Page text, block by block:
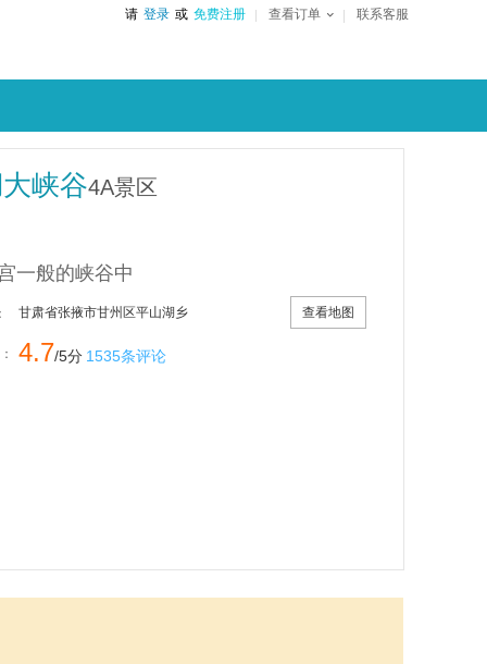
请 登录 或 免费注册 查看订单 联系客服
峡谷4A景区
一般的峡谷中
甘肃省张掖市甘州区平山湖乡 查看地图
4.7/5分 1535条评论